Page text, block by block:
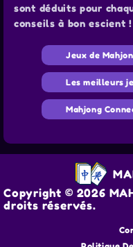
sont déduits pour
conseils à bon escient !
Jeux de
Les meilleurs
Mahjong
Copyright © 2026
droits réservés.